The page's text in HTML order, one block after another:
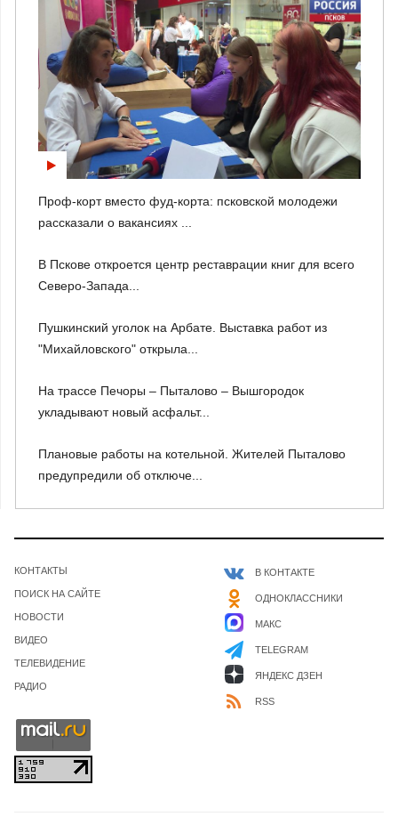
Проф-корт вместо фуд-корта: псковской молодежи
рассказали о вакансиях ...
В Пскове откроется центр реставрации книг для всего
Северо-Запада...
Пушкинский уголок на Арбате. Выставка работ из
"Михайловского" открыла...
На трассе Печоры – Пыталово – Вышгородок
укладывают новый асфальт...
Плановые работы на котельной. Жителей Пыталово
предупредили об отключе...
КОНТАКТЫ
ПОИСК НА САЙТЕ
НОВОСТИ
ВИДЕО
ТЕЛЕВИДЕНИЕ
РАДИО
В КОНТАКТЕ
ОДНОКЛАССНИКИ
МАКС
TELEGRAM
ЯНДЕКС ДЗЕН
RSS